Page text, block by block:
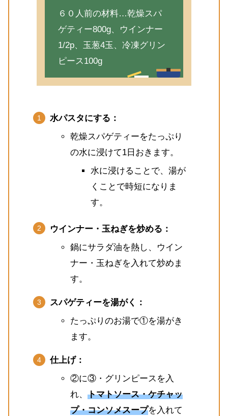
６０人前の材料…乾燥スパ
ゲティー800g、ウインナー
1/2p、玉葱4玉、冷凍グリン
ピース100g
水パスタにする：
乾燥スパゲティーをたっぷり
の水に浸けて1日おきます。
水に浸けることで、湯が
くことで時短になりま
す。
ウインナー・玉ねぎを炒める：
鍋にサラダ油を熱し、ウイン
ナー・玉ねぎを入れて炒めま
す。
スパゲティーを湯がく：
たっぷりのお湯で①を湯がき
ます。
仕上げ：
②に③・グリンピースを入
れ、 トマトソース・ケチャッ
プ・コンソメスープを入れて